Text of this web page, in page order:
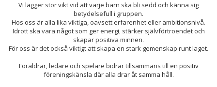
Vi lägger stor vikt vid att varje barn ska bli sedd och känna sig
betydelsefull i gruppen.
Hos oss är alla lika viktiga, oavsett erfarenhet eller ambitionsnivå.
Idrott ska vara något som ger energi, stärker självförtroendet och
skapar positiva minnen.
För oss är det också viktigt att skapa en stark gemenskap runt laget.
Föräldrar, ledare och spelare bidrar tillsammans till en positiv
föreningskänsla där alla drar åt samma håll.